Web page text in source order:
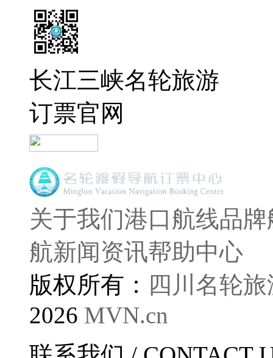
长江三峡名轮旅游
订票官网
关于我们港口航线品
航新闻资讯帮助中心
版权所有： 四川名轮
2026 MVN.cn